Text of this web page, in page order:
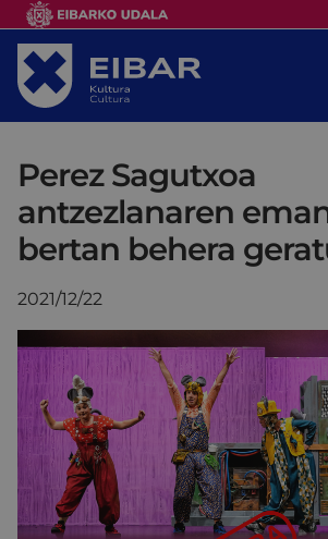
Perez Sagutxoa
antzezlanaren
bertan behera
2021/12/22